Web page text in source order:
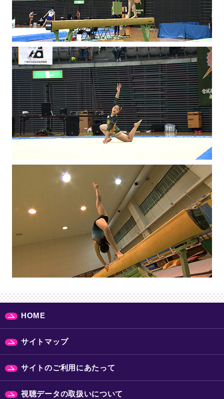
HOME
サイトマップ
サイトのご利用にあたって
視聴データの取扱いについて